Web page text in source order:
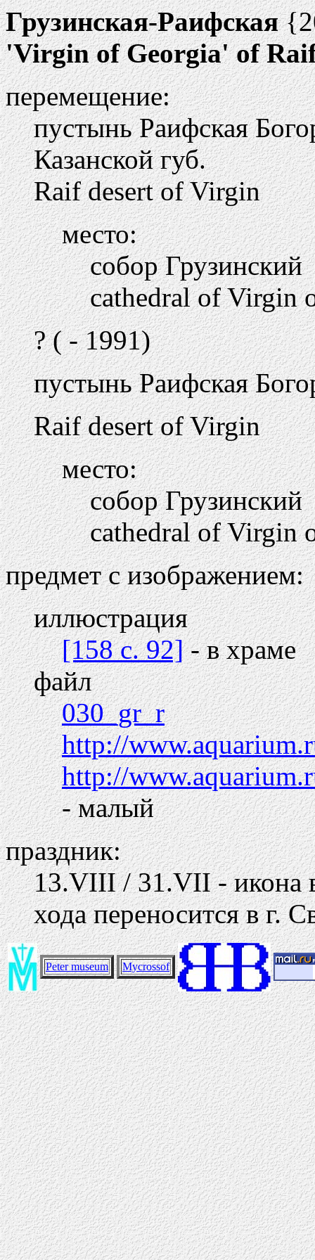
Грузинская-Раифская
'Virgin of Georgia' of
перемещение:
пустынь Раифская
Казанской губ.
Raif desert of Virgin
место:
собор Грузинский
cathedral of Virgin
? ( - 1991)
пустынь Раифская
Raif desert of Virgin
место:
собор Грузинский
cathedral of Virgin
предмет с изображением:
иллюстрация
[158 c. 92]- в храме
файл
030_gr_r
http://
http://
- малый
праздник:
13.VIII / 31.VII - икона
хода переносится в г.
Peter museum Mycrossof